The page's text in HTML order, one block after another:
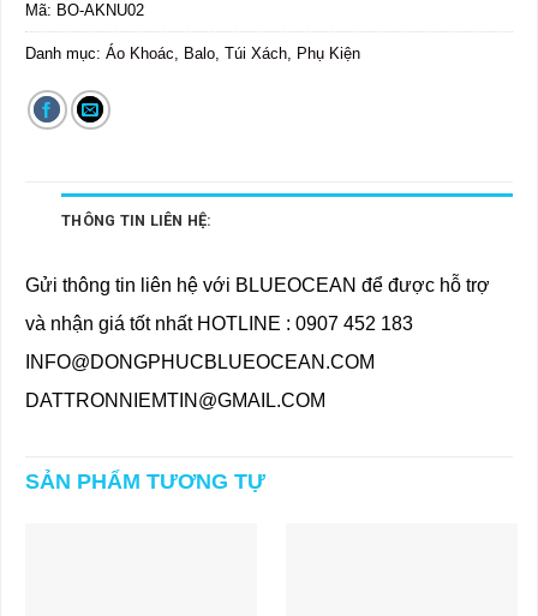
Mã: BO-AKNU02
Danh mục: Áo Khoác, Balo, Túi Xách, Phụ Kiện
THÔNG TIN LIÊN HỆ:
Gửi thông tin liên hệ với BLUEOCEAN để được hỗ trợ
và nhận giá tốt nhất HOTLINE : 0907 452 183
INFO@DONGPHUCBLUEOCEAN.COM
DATTRONNIEMTIN@GMAIL.COM
SẢN PHẨM TƯƠNG TỰ